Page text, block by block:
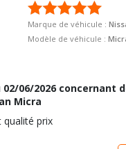
Marque de véhicule :
Modèle de véhicule :
02/06/2026 concernant
Micra
qualité prix